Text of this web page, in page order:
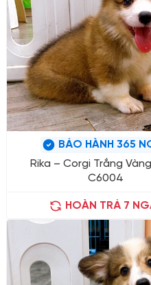
BẢO HÀNH 365
Rika – Corgi Trắng
C6004
HOÀN TRẢ 7